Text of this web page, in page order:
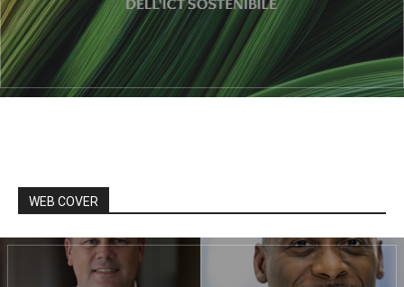
WEB COVER